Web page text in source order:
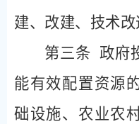
建、改建、技术改
第三条 政府
能有效配置资源
础设施、农业农